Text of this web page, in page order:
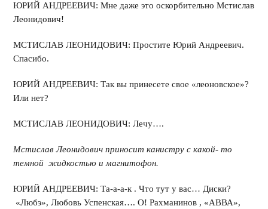
ЮРИЙ АНДРЕЕВИЧ: Мне даже это оскорбительно Мстислав
Леонидович!
МСТИСЛАВ ЛЕОНИДОВИЧ: Простите Юрий Андреевич.
Спасибо.
ЮРИЙ АНДРЕЕВИЧ: Так вы принесете свое «леоновское»?
Или нет?
МСТИСЛАВ ЛЕОНИДОВИЧ: Лечу….
Мстислав Леонидович приносит канистру с какой- то
темной жидкостью и магнитофон.
ЮРИЙ АНДРЕЕВИЧ: Та-а-а-к . Что тут у вас… Диски?
«Любэ», Любовь Успенская…. О! Рахманинов , «АВВА»,